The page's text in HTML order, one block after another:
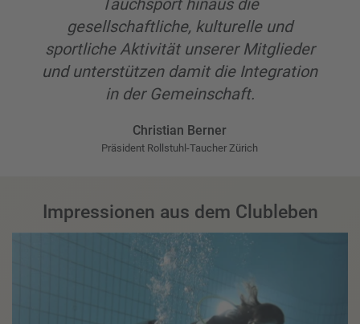
Tauchsport hinaus die
gesellschaftliche, kulturelle und
sportliche Aktivität unserer Mitglieder
und unterstützen damit die Integration
in der Gemeinschaft.
Christian Berner
Präsident Rollstuhl-Taucher Zürich
Impressionen aus dem Clubleben